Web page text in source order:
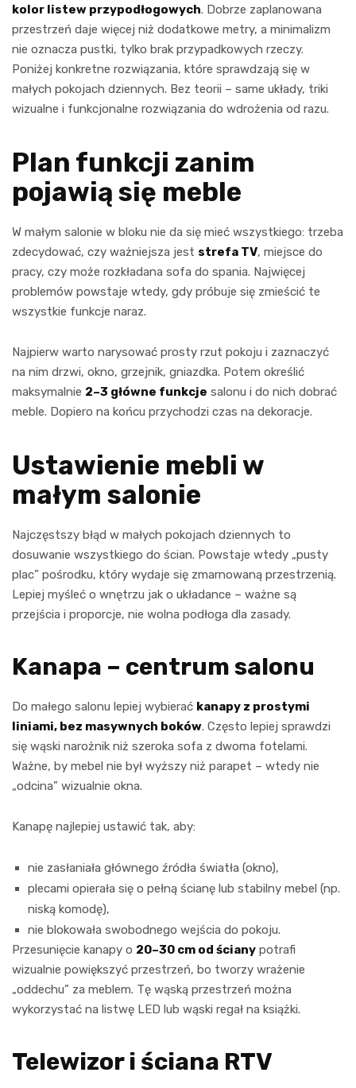
kolor listew przypodłogowych. Dobrze zaplanowana
przestrzeń daje więcej niż dodatkowe metry, a minimalizm
nie oznacza pustki, tylko brak przypadkowych rzeczy.
Poniżej konkretne rozwiązania, które sprawdzają się w
małych pokojach dziennych. Bez teorii – same układy, triki
wizualne i funkcjonalne rozwiązania do wdrożenia od razu.
Plan funkcji zanim
pojawią się meble
W małym salonie w bloku nie da się mieć wszystkiego: trzeba
zdecydować, czy ważniejsza jest strefa TV, miejsce do
pracy, czy może rozkładana sofa do spania. Najwięcej
problemów powstaje wtedy, gdy próbuje się zmieścić te
wszystkie funkcje naraz.
Najpierw warto narysować prosty rzut pokoju i zaznaczyć
na nim drzwi, okno, grzejnik, gniazdka. Potem określić
maksymalnie 2–3 główne funkcje salonu i do nich dobrać
meble. Dopiero na końcu przychodzi czas na dekoracje.
Ustawienie mebli w
małym salonie
Najczęstszy błąd w małych pokojach dziennych to
dosuwanie wszystkiego do ścian. Powstaje wtedy „pusty
plac” pośrodku, który wydaje się zmarnowaną przestrzenią.
Lepiej myśleć o wnętrzu jak o układance – ważne są
przejścia i proporcje, nie wolna podłoga dla zasady.
Kanapa – centrum salonu
Do małego salonu lepiej wybierać kanapy z prostymi
liniami, bez masywnych boków. Często lepiej sprawdzi
się wąski narożnik niż szeroka sofa z dwoma fotelami.
Ważne, by mebel nie był wyższy niż parapet – wtedy nie
„odcina” wizualnie okna.
Kanapę najlepiej ustawić tak, aby:
nie zasłaniała głównego źródła światła (okno),
plecami opierała się o pełną ścianę lub stabilny mebel (np.
niską komodę),
nie blokowała swobodnego wejścia do pokoju.
Przesunięcie kanapy o 20–30 cm od ściany potrafi
wizualnie powiększyć przestrzeń, bo tworzy wrażenie
„oddechu” za meblem. Tę wąską przestrzeń można
wykorzystać na listwę LED lub wąski regał na książki.
Telewizor i ściana RTV